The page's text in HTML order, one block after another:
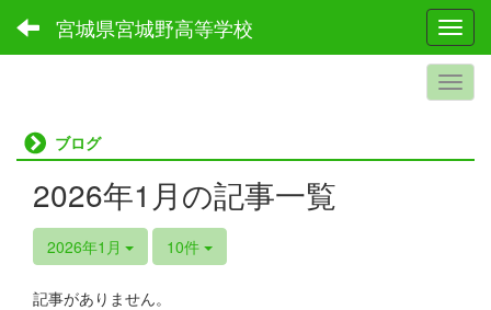
宮城県宮城野高等学校
ブログ
2026年1月の記事一覧
2026年1月 10件
記事がありません。